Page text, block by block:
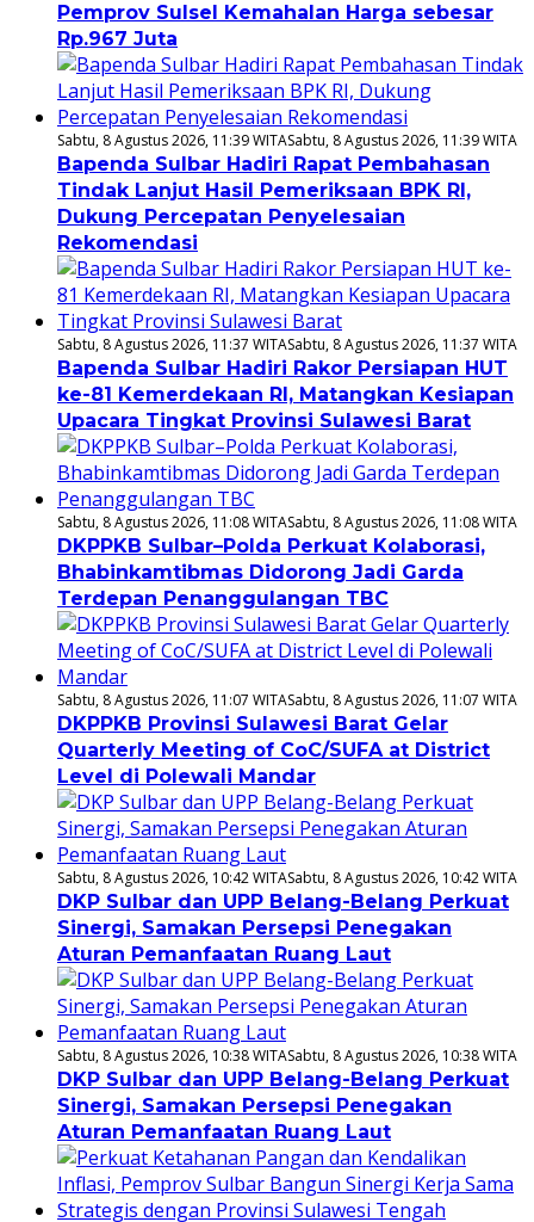
Pemprov Sulsel Kemahalan Harga sebesar
Rp.967 Juta
Sabtu, 8 Agustus 2026, 11:39 WITASabtu, 8 Agustus 2026, 11:39 WITA
Bapenda Sulbar Hadiri Rapat Pembahasan
Tindak Lanjut Hasil Pemeriksaan BPK RI,
Dukung Percepatan Penyelesaian
Rekomendasi
Sabtu, 8 Agustus 2026, 11:37 WITASabtu, 8 Agustus 2026, 11:37 WITA
Bapenda Sulbar Hadiri Rakor Persiapan HUT
ke-81 Kemerdekaan RI, Matangkan Kesiapan
Upacara Tingkat Provinsi Sulawesi Barat
Sabtu, 8 Agustus 2026, 11:08 WITASabtu, 8 Agustus 2026, 11:08 WITA
DKPPKB Sulbar–Polda Perkuat Kolaborasi,
Bhabinkamtibmas Didorong Jadi Garda
Terdepan Penanggulangan TBC
Sabtu, 8 Agustus 2026, 11:07 WITASabtu, 8 Agustus 2026, 11:07 WITA
DKPPKB Provinsi Sulawesi Barat Gelar
Quarterly Meeting of CoC/SUFA at District
Level di Polewali Mandar
Sabtu, 8 Agustus 2026, 10:42 WITASabtu, 8 Agustus 2026, 10:42 WITA
DKP Sulbar dan UPP Belang-Belang Perkuat
Sinergi, Samakan Persepsi Penegakan
Aturan Pemanfaatan Ruang Laut
Sabtu, 8 Agustus 2026, 10:38 WITASabtu, 8 Agustus 2026, 10:38 WITA
DKP Sulbar dan UPP Belang-Belang Perkuat
Sinergi, Samakan Persepsi Penegakan
Aturan Pemanfaatan Ruang Laut